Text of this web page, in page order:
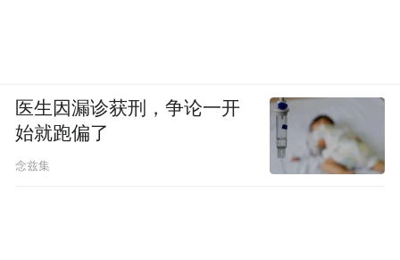
医生因漏诊获刑，争论一开
始就跑偏了
念兹集